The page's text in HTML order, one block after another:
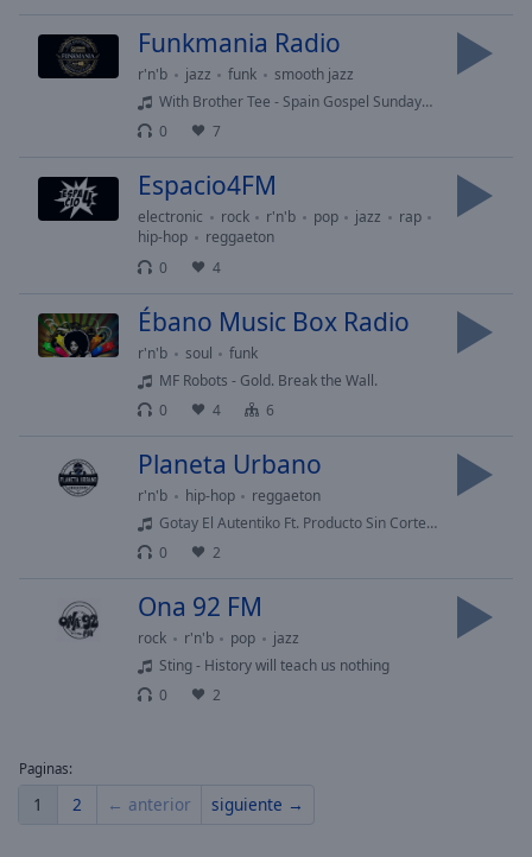
Font
Done
Close
window.
Funkmania Radio
r'n'b jazz funk
smooth jazz
With Brother Tee - Spain Gospel Sundays 03-22-2026
0
7
Espacio4FM
electronic rock r'n'b pop jazz
rap
hip-hop
reggaeton
0
4
Ébano Music Box Radio
r'n'b soul
funk
MF Robots - Gold. Break the Wall.
0
4 6
Planeta Urbano
r'n'b hip-hop
reggaeton
Gotay El Autentiko Ft. Producto Sin Corte y Juliito - Planeta.urbano.radio
0
2
Ona 92 FM
rock r'n'b pop
jazz
Sting - History will teach us nothing
0
2
Paginas:
1 2 ← anterior siguiente →